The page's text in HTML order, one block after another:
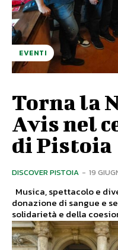
EVENTI
Torna la
Avis nel
di Pistoia
DISCOVER PISTOIA - 19
donazione di sangue e
solidarietà e della